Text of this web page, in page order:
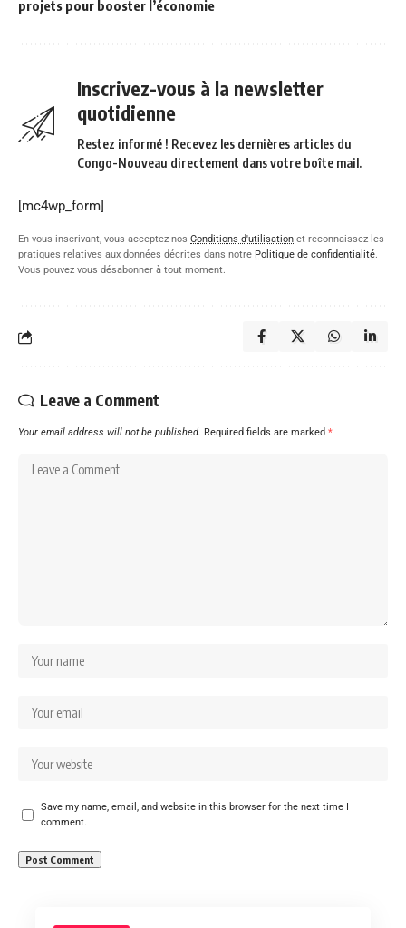
projets pour booster l’économie
Inscrivez-vous à la newsletter
quotidienne
Restez informé ! Recevez les dernières articles du
Congo-Nouveau directement dans votre boîte mail.
[mc4wp_form]
En vous inscrivant, vous acceptez nos Conditions d'utilisation et reconnaissez les
pratiques relatives aux données décrites dans notre Politique de confidentialité.
Vous pouvez vous désabonner à tout moment.
Leave a Comment
Your email address will not be published. Required fields are marked *
Save my name, email, and website in this browser for the next time I
comment.